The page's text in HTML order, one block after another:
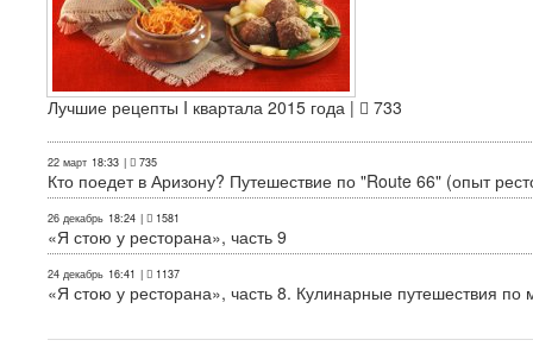
Лучшие рецепты I квартала 2015 года | 733
22 март 18:33 | 735
Кто поедет в Аризону? Путешествие по "Route 66" (опыт
26 декабрь 18:24 | 1581
«Я стою у ресторана», часть 9
24 декабрь 16:41 | 1137
«Я стою у ресторана», часть 8. Кулинарные путешествия по